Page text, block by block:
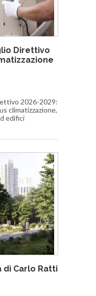
Direttivo
2026-2029:
climatizzazione,
edifici
Carlo Ratti